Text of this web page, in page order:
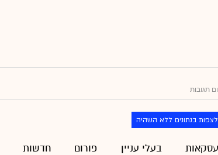
תגובות
לצפות בנתונים ללא השהיה
עסקאות בעלי עניין פורום חדשות